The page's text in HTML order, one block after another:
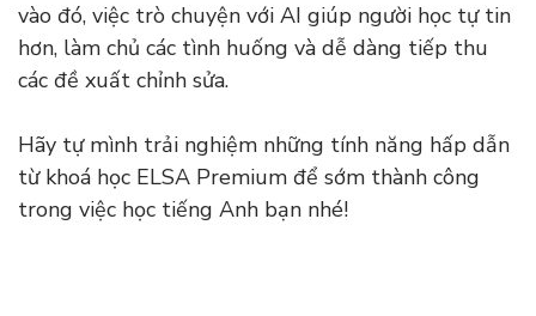
vào đó, việc trò chuyện với AI giúp người học tự tin
hơn, làm chủ các tình huống và dễ dàng tiếp thu
các đề xuất chỉnh sửa.
Hãy tự mình trải nghiệm những tính năng hấp dẫn
từ khoá học ELSA Premium để sớm thành công
trong việc học tiếng Anh bạn nhé!